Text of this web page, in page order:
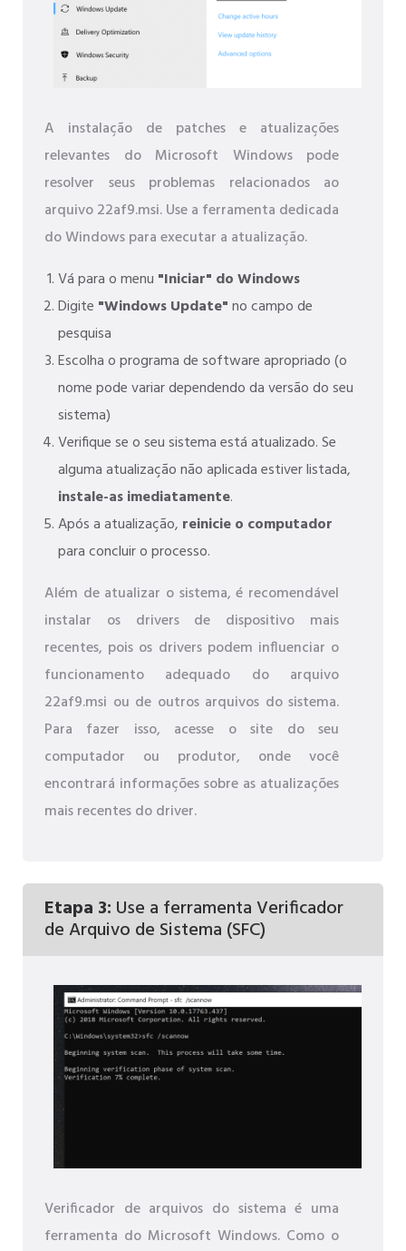
A instalação de patches e atualizações
relevantes do Microsoft Windows pode
resolver seus problemas relacionados ao
arquivo 22af9.msi. Use a ferramenta dedicada
do Windows para executar a atualização.
Vá para o menu "Iniciar" do Windows
Digite "Windows Update"no campo de
pesquisa
Escolha o programa de software apropriado (o
nome pode variar dependendo da versão do seu
sistema)
Verifique se o seu sistema está atualizado. Se
alguma atualização não aplicada estiver listada,
instale-as imediatamente.
Após a atualização, reinicie o computador
para concluir o processo.
Além de atualizar o sistema, é recomendável
instalar os drivers de dispositivo mais
recentes, pois os drivers podem influenciar o
funcionamento adequado do arquivo
22af9.msi ou de outros arquivos do sistema.
Para fazer isso, acesse o site do seu
computador ou produtor, onde você
encontrará informações sobre as atualizações
mais recentes do driver.
Etapa 3: Use a ferramenta Verificador
de Arquivo de Sistema (SFC)
Verificador de arquivos do sistema é uma
ferramenta do Microsoft Windows. Como o